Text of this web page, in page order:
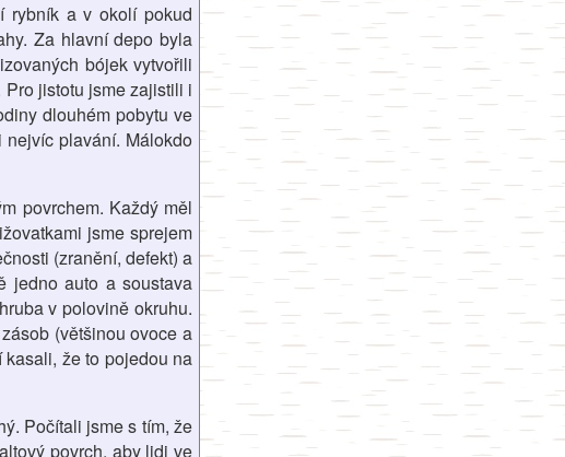
rybník a v okolí pokud
Za hlavní depo byla
bójek vytvořili
jistotu jsme zajistili i
dlouhém pobytu ve
plavání. Málokdo
povrchem. Každý měl
jsme sprejem
(zranění, defekt) a
jedno auto a soustava
v polovině okruhu.
(většinou ovoce a
že to pojedou na
Počítali jsme s tím, že
povrch, aby lidi ve